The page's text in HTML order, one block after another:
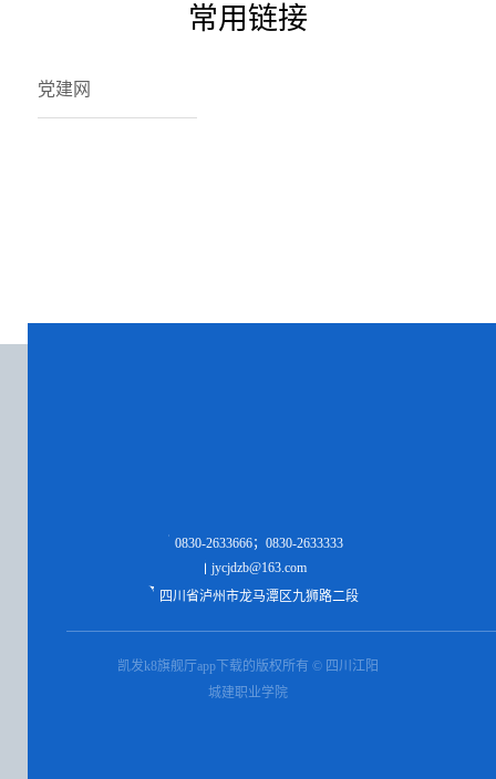
常用链接
党建网
0830-2633666；0830-2633333
jycjdzb@163.com
四川省泸州市龙马潭区九狮路二段
凯发k8旗舰厅app下载的版权所有 © 四川江阳
城建职业学院